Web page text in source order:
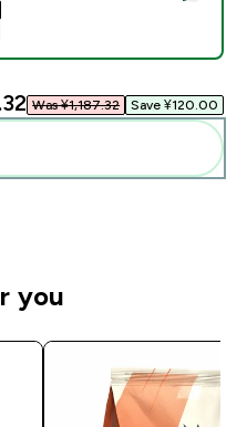
Was ¥1,187.32‎ Save ¥120.00‎
you